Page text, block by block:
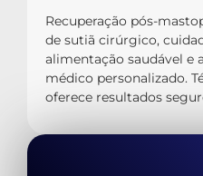
Recuperação pós-
de sutiã cirúrgico,
alimentação saudável e
médico personalizado.
oferece resultados